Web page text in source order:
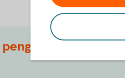
om 1-2 år –